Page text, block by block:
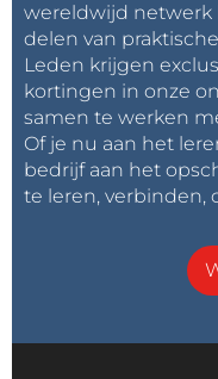
wereldwijd netwerk
delen van
Leden krijgen
kortingen in onze
samen te werken
Of je nu aan het
bedrijf aan het
te leren, verbinden,